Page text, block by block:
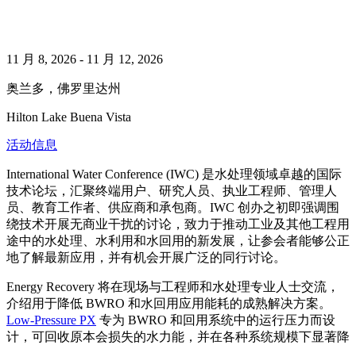
11 月 8, 2026 - 11 月 12, 2026
奥兰多，佛罗里达州
Hilton Lake Buena Vista
活动信息
International Water Conference (IWC) 是水处理领域卓越的国际
技术论坛，汇聚终端用户、研究人员、执业工程师、管理人
员、教育工作者、供应商和承包商。IWC 创办之初即强调围
绕技术开展无商业干扰的讨论，致力于推动工业及其他工程用
途中的水处理、水利用和水回用的新发展，让参会者能够公正
地了解最新应用，并有机会开展广泛的同行讨论。
Energy Recovery 将在现场与工程师和水处理专业人士交流，
介绍用于降低 BWRO 和水回用应用能耗的成熟解决方案。
Low-Pressure PX 专为 BWRO 和回用系统中的运行压力而设
计，可回收原本会损失的水力能，并在各种系统规模下显著降